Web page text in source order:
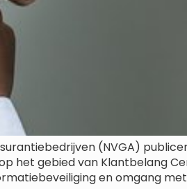
(NVGA)
het gebied van Klantbelang
en omgang